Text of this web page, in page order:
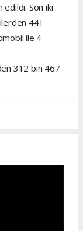
edildi. Son iki
44'i
ile 4
312 bin 467